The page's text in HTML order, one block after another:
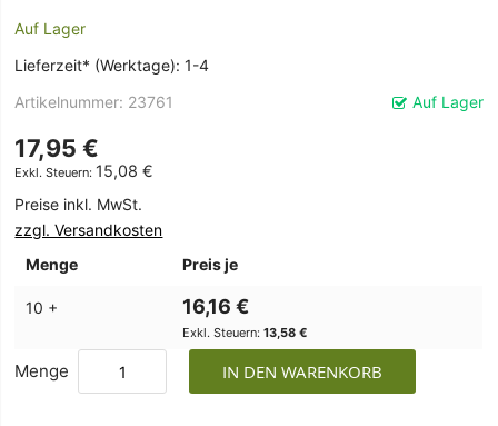
Auf Lager
Lieferzeit* (Werktage): 1-4
Auf Lager
Artikelnummer 23761
17,95 €
15,08 €
Preise inkl. MwSt.
zzgl. Versandkosten
Menge
Preis je
10 + 16,16 €
13,58 €
Menge IN DEN WARENKORB